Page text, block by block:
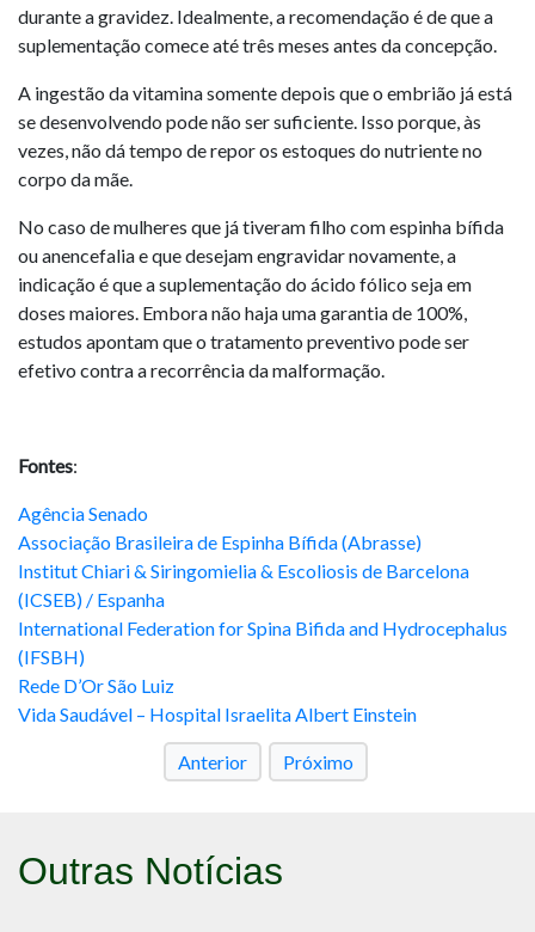
durante a gravidez. Idealmente, a recomendação é de que a
suplementação comece até três meses antes da concepção.
A ingestão da vitamina somente depois que o embrião já está
se desenvolvendo pode não ser suficiente. Isso porque, às
vezes, não dá tempo de repor os estoques do nutriente no
corpo da mãe.
No caso de mulheres que já tiveram filho com espinha bífida
ou anencefalia e que desejam engravidar novamente, a
indicação é que a suplementação do ácido fólico seja em
doses maiores. Embora não haja uma garantia de 100%,
estudos apontam que o tratamento preventivo pode ser
efetivo contra a recorrência da malformação.
Fontes:
Agência Senado
Associação Brasileira de Espinha Bífida (Abrasse)
Institut Chiari & Siringomielia & Escoliosis de Barcelona
(ICSEB) / Espanha
International Federation for Spina Bifida and Hydrocephalus
(IFSBH)
Rede D’Or São Luiz
Vida Saudável – Hospital Israelita Albert Einstein
Anterior Próximo
Outras Notícias